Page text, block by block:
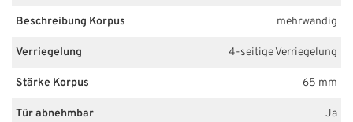
Beschreibung Korpus mehrwandig
Verriegelung 4-seitige Verriegelung
Stärke Korpus 65 mm
Tür abnehmbar Ja